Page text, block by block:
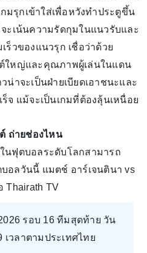
กมรุกเข้าใส่เพื่อหวังทำประตูขึ้น
ะเน้นความรัดกุมในแนวรับและ
ร็วของแนวรุก เชื่อว่าด้วย
ใหญ่และคุณภาพผู้เล่นในแดน
าจะเป็นฝ่ายเบียดเอาชนะและ
จ แม้จะเป็นเกมที่ต้องลุ้นเหนื่อย
ถ่ายช่องไหน
นฟุตบอลระดับโลกสามารถ
อลวันนี้ แมตช์ อาร์เจนตินา vs
Thairath TV
รอบ 16 ทีมสุดท้าย วัน
วลาตามประเทศไทย